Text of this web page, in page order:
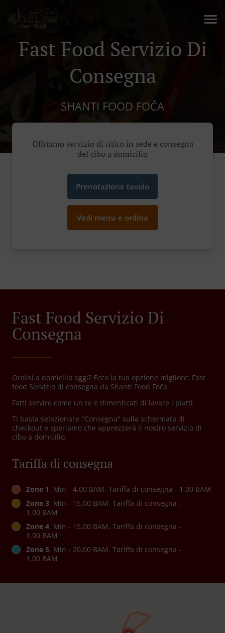
Fast Food Servizio Di
Consegna
SHANTI FOOD FOČA
Offriamo servizio di ritiro in sede e consegna
del cibo a domicilio
Prenotazione tavolo
Vedi menu e ordina
Fast Food Servizio Di
Consegna
Ordini a domicilio oggi? Ecco la tua opzione migliore: Fast
food Servizio di consegna da Shanti Food Foča.
Fatti servire come un re e dimenticati di lavare i piatti.
Ti basta selezionare "Consegna" sulla schermata di
checkout e speriamo che apprezzerà il nostro servizio di
cibo a domicilio.
Tariffa di consegna
Zone 1, Min - 4,00 BAM, Tariffa di consegna - 1,00 BAM
Zone 3, Min - 15,00 BAM, Tariffa di consegna -
1,00 BAM
Zone 4, Min - 15,00 BAM, Tariffa di consegna -
1,00 BAM
Zone 5, Min - 20,00 BAM, Tariffa di consegna -
1,00 BAM